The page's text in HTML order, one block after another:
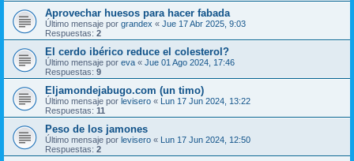
Aprovechar huesos para hacer fabada
Último mensaje por grandex « Jue 17 Abr 2025, 9:03
Respuestas: 2
El cerdo ibérico reduce el colesterol?
Último mensaje por eva « Jue 01 Ago 2024, 17:46
Respuestas: 9
Eljamondejabugo.com (un timo)
Último mensaje por levisero « Lun 17 Jun 2024, 13:22
Respuestas: 11
Peso de los jamones
Último mensaje por levisero « Lun 17 Jun 2024, 12:50
Respuestas: 2